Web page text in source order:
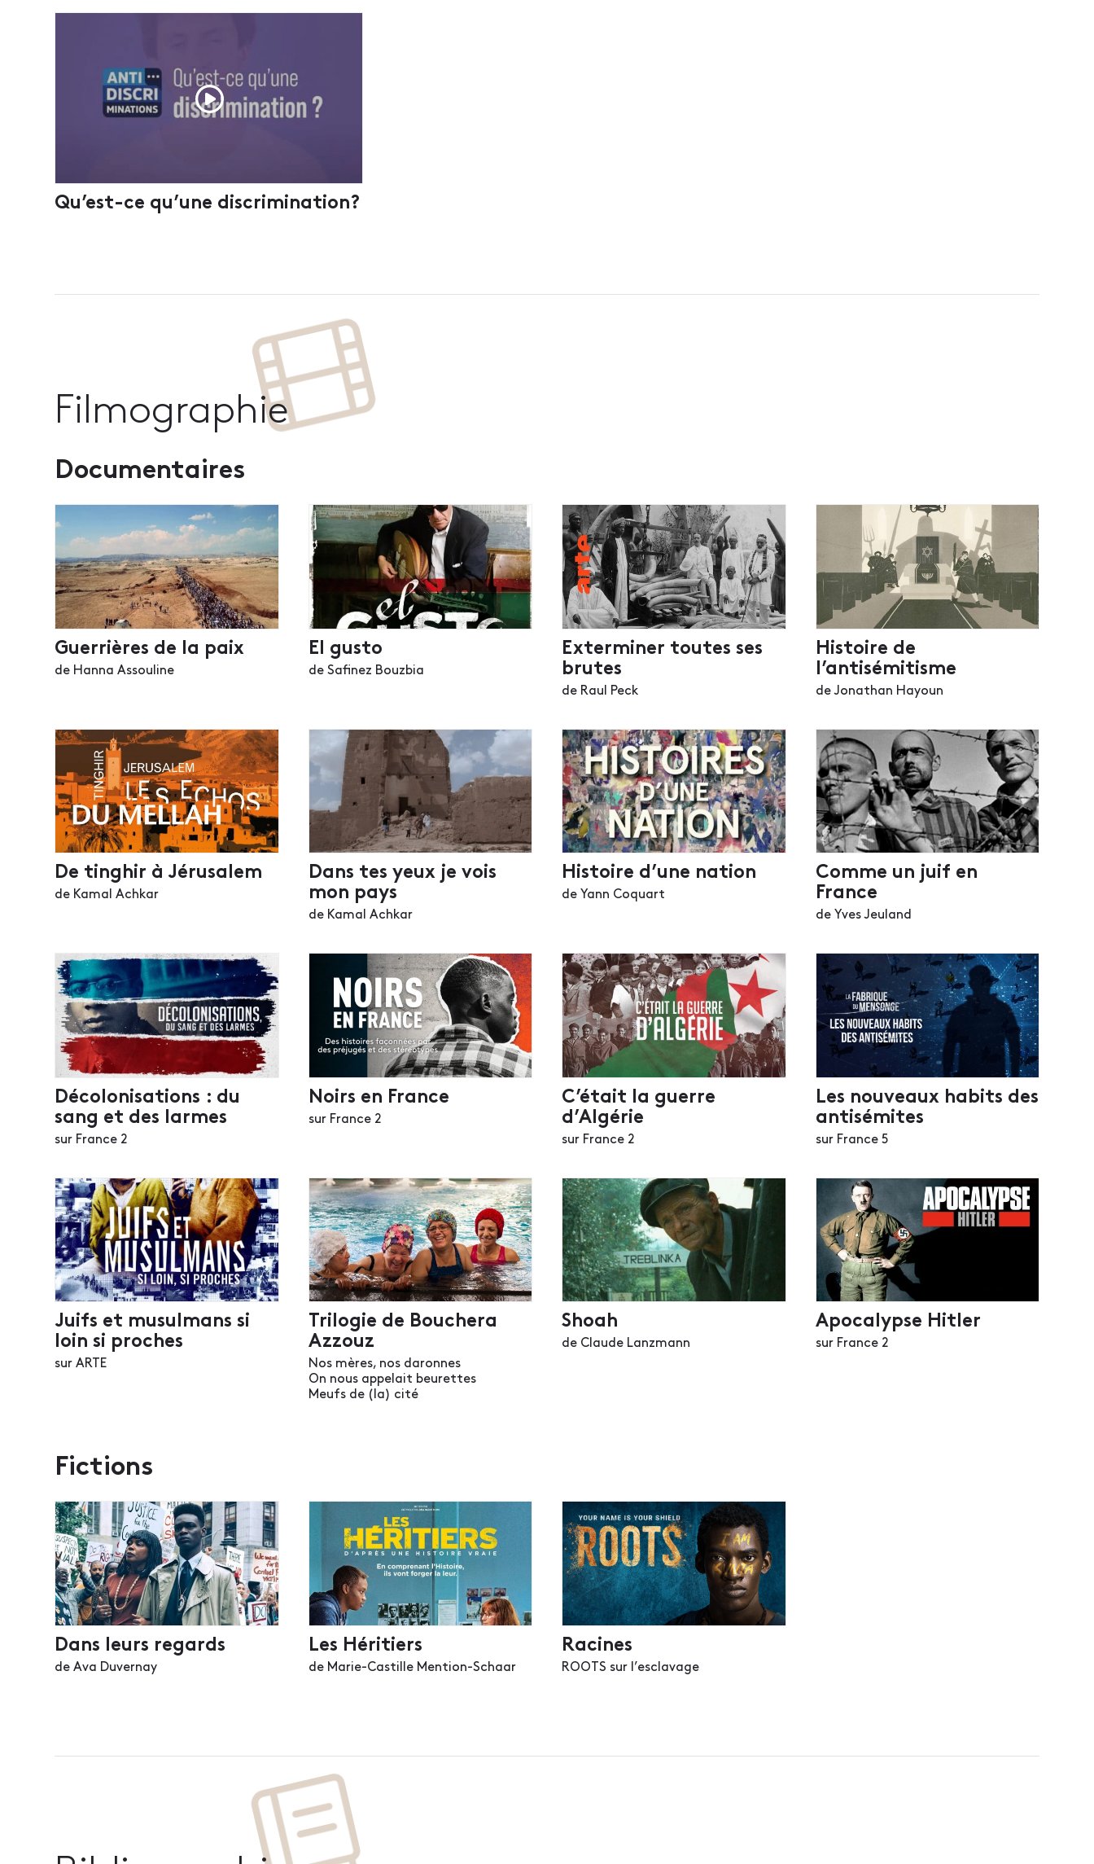
Qu’est-ce qu’une discrimination?
Filmographie
Documentaires
Guerrières de la paix
de Hanna Assouline
El gusto
de Safinez Bouzbia
Exterminer toutes ses
brutes
de Raul Peck
Histoire de
l’antisémitisme
de Jonathan Hayoun
De tinghir à Jérusalem
de Kamal Achkar
Dans tes yeux je vois
mon pays
de Kamal Achkar
Histoire d’une nation
de Yann Coquart
Comme un juif en
France
de Yves Jeuland
Décolonisations : du
sang et des larmes
sur France 2
Noirs en France
sur France 2
C’était la guerre
d’Algérie
sur France 2
Les nouveaux habits des
antisémites
sur France 5
Juifs et musulmans si
loin si proches
sur ARTE
Trilogie de Bouchera
Azzouz
Nos mères, nos daronnes
On nous appelait beurettes
Meufs de (la) cité
Shoah
de Claude Lanzmann
Apocalypse Hitler
sur France 2
Fictions
Dans leurs regards
de Ava Duvernay
Les Héritiers
de Marie-Castille Mention-Schaar
Racines
ROOTS sur l’esclavage